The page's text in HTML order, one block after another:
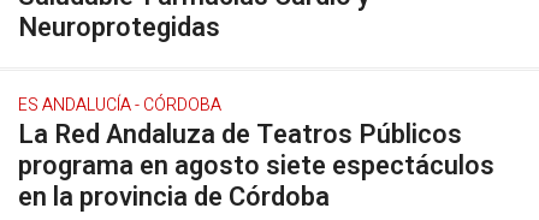
Neuroprotegidas
ES ANDALUCÍA - CÓRDOBA
La Red Andaluza de Teatros Públicos
programa en agosto siete espectáculos
en la provincia de Córdoba